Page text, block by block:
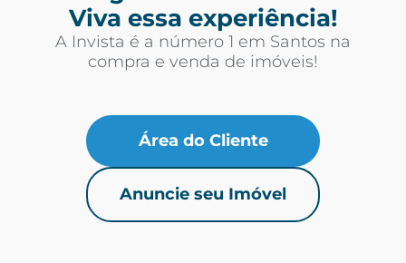
Viva essa experiência!
A Invista é a número 1 em Santos na
compra e venda de imóveis!
Área do Cliente
Anuncie seu Imóvel